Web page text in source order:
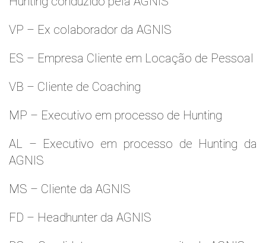
VP – Ex colaborador da AGNIS
ES – Empresa Cliente em Locação de Pessoal
VB – Cliente de Coaching
MP – Executivo em processo de Hunting
AL – Executivo em processo de Hunting da
AGNIS
MS – Cliente da AGNIS
FD – Headhunter da AGNIS